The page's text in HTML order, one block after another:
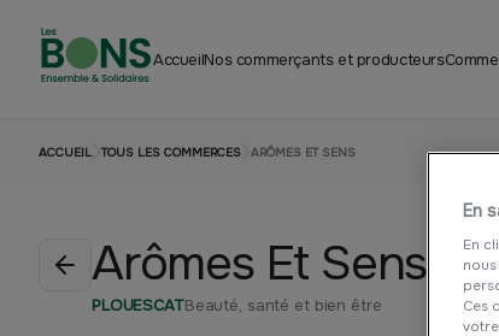
AccueilNos commerçants et producteurs
ACCUEIL TOUS LES COMMERCES ARÔMES ET SENS
Arômes Et Sens
PLOUESCATBeauté, santé et bien être
En
En
Ces